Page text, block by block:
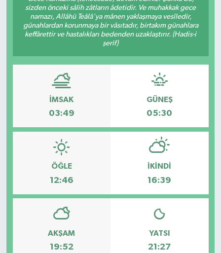
sizden önceki sâlih zâtların âdetidir. Ve muhakkak gece
namazı, Allâhü Teâlâ'ya mânen yaklaşmaya vesîledir,
günahlardan korunmaya bir vâsıtadır, birtakım günahlara
keffârettir ve hastalıkları bedenden uzaklaştırır. (Hadis-i
şerif)
İMSAK
03:49
GÜNEŞ
05:30
ÖĞLE
12:46
İKINDI
16:39
AKŞAM
19:52
YATSI
21:27